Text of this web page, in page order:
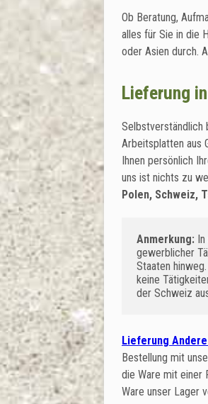
Ob Beratung,
alles für Sie in die
oder Asien durch.
Lieferung
Selbstverständlich
Arbeitsplatten aus
Ihnen persönlich
uns ist nichts zu
Polen, Schweiz,
Anmerkung:
gewerblicher
Staaten
keine
der Schweiz
Lieferung
Bestellung mit
die Ware mit einer
Ware unser Lager